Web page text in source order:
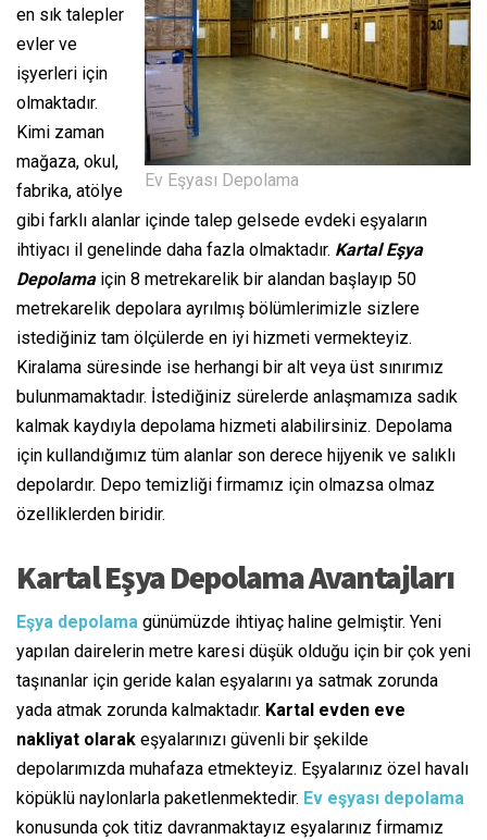
Ev Eşyası Depolama
en sık talepler
evler ve
işyerleri için
olmaktadır.
Kimi zaman
mağaza, okul,
fabrika, atölye
gibi farklı alanlar içinde talep gelsede evdeki eşyaların
ihtiyacı il genelinde daha fazla olmaktadır. Kartal Eşya
Depolamaiçin 8 metrekarelik bir alandan başlayıp 50
metrekarelik depolara ayrılmış bölümlerimizle sizlere
istediğiniz tam ölçülerde en iyi hizmeti vermekteyiz.
Kiralama süresinde ise herhangi bir alt veya üst sınırımız
bulunmamaktadır. İstediğiniz sürelerde anlaşmamıza sadık
kalmak kaydıyla depolama hizmeti alabilirsiniz. Depolama
için kullandığımız tüm alanlar son derece hijyenik ve salıklı
depolardır. Depo temizliği firmamız için olmazsa olmaz
özelliklerden biridir.
Kartal Eşya Depolama Avantajları
Eşya depolama günümüzde ihtiyaç haline gelmiştir. Yeni
yapılan dairelerin metre karesi düşük olduğu için bir çok yeni
taşınanlar için geride kalan eşyalarını ya satmak zorunda
yada atmak zorunda kalmaktadır. Kartal evden eve
nakliyat olarak eşyalarınızı güvenli bir şekilde
depolarımızda muhafaza etmekteyiz. Eşyalarınız özel havalı
köpüklü naylonlarla paketlenmektedir. Ev eşyası depolama
konusunda çok titiz davranmaktayız eşyalarınız firmamız